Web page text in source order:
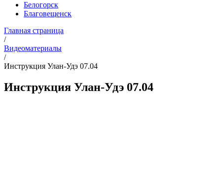
Белогорск
Благовещенск
Главная страница
/
Видеоматериалы
/
Инструкция Улан-Удэ 07.04
Инструкция Улан-Удэ 07.04